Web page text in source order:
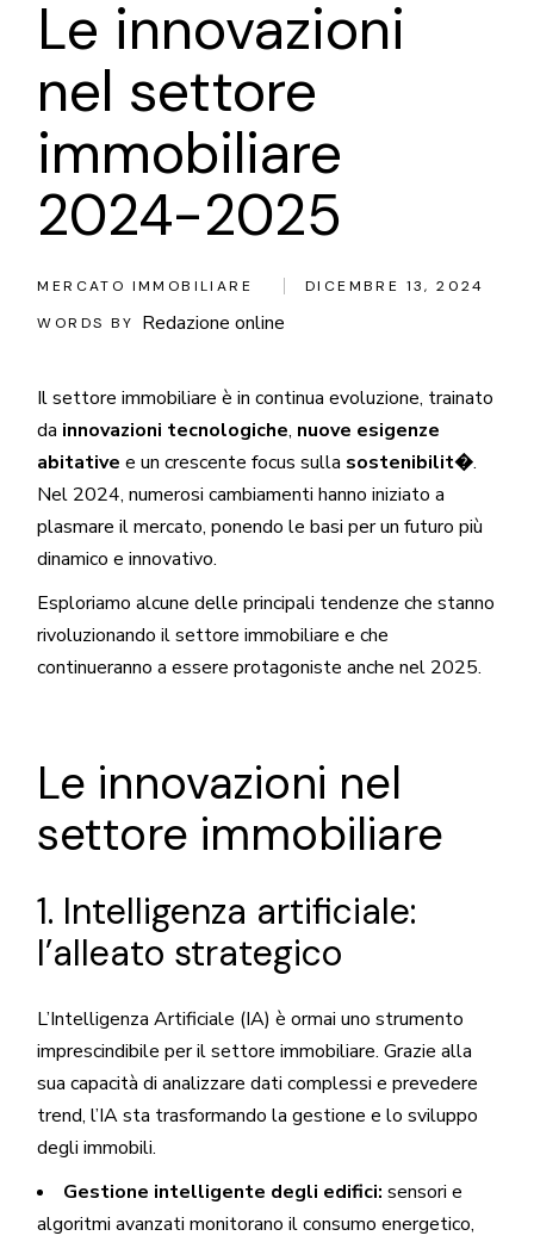
Le innovazioni
nel settore
immobiliare
2024-2025
MERCATO IMMOBILIARE
DICEMBRE 13, 2024
WORDS BY
Redazione online
Il settore immobiliare è in continua evoluzione, trainato
da innovazioni tecnologiche, nuove esigenze
abitative e un crescente focus sulla sostenibilit�.
Nel 2024, numerosi cambiamenti hanno iniziato a
plasmare il mercato, ponendo le basi per un futuro più
dinamico e innovativo.
Esploriamo alcune delle principali tendenze che stanno
rivoluzionando il settore immobiliare e che
continueranno a essere protagoniste anche nel 2025.
Le innovazioni nel
settore immobiliare
1. Intelligenza artificiale:
l’alleato strategico
L’Intelligenza Artificiale (IA) è ormai uno strumento
imprescindibile per il settore immobiliare. Grazie alla
sua capacità di analizzare dati complessi e prevedere
trend, l’IA sta trasformando la gestione e lo sviluppo
degli immobili.
Gestione intelligente degli edifici: sensori e
algoritmi avanzati monitorano il consumo energetico,